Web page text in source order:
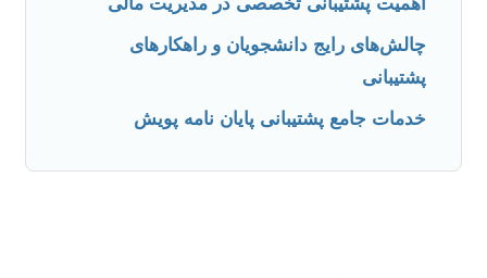
چالش‌های رایج دانشجویان و راهکارهای
پشتیبانی
خدمات جامع پشتیبانی پایان نامه پویش